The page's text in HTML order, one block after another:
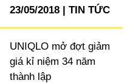
23/05/2018
TIN TỨC
UNIQLO mở đợt giảm
giá kỉ niệm 34 năm
thành lập